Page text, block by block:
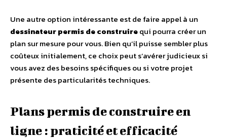
Une autre option intéressante est de faire appel à un
dessinateur permis de construirequi pourra créer un
plan sur mesure pour vous. Bien qu’il puisse sembler plus
coûteux initialement, ce choix peut s’avérer judicieux si
vous avez des besoins spécifiques ou si votre projet
présente des particularités techniques.
Plans permis de construire en
ligne : praticité et efficacité